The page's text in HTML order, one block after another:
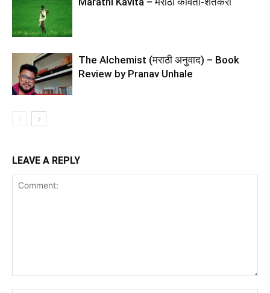
The Alchemist (मराठी अनुवाद) – Book
Review by Pranav Unhale
LEAVE A REPLY